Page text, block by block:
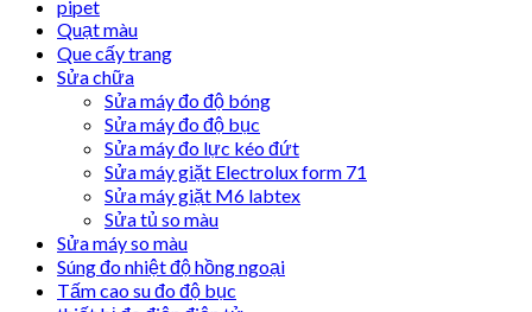
pipet
Quạt màu
Que cấy trang
Sửa chữa
Sửa máy đo độ bóng
Sửa máy đo độ bục
Sửa máy đo lực kéo đứt
Sửa máy giặt Electrolux form 71
Sửa máy giặt M6 labtex
Sửa tủ so màu
Sửa máy so màu
Súng đo nhiệt độ hồng ngoại
Tấm cao su đo độ bục